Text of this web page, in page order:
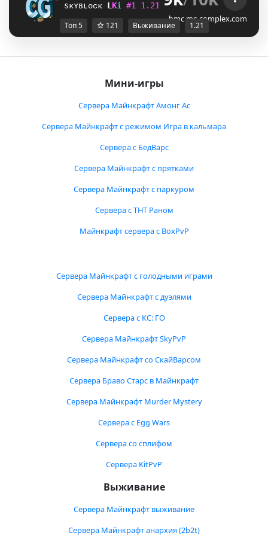
sᴋʏʙʟᴏᴄᴋ Q Xi #1 1 . 21 ᴠᴀ ɴɪʟ ᴀ ɴᴇᴛᴡ ᴋ
bmc.mc-complex.com
Топ 5 121 Выживание 1.21
Мини-игры
Сервера Майнкрафт Амонг Ас
Сервера Майнкрафт с режимом Игра в кальмара
Сервера с БедВарс
Сервера Майнкрафт с прятками
Сервера Майнкрафт с паркуром
Сервера с ТНТ Раном
Майнкрафт сервера с BoxPvP
Сервера Майнкрафт с голодными играми
Сервера Майнкрафт с дуэлями
Сервера с КС: ГО
Сервера Майнкрафт SkyPvP
Сервера Майнкрафт со СкайВарсом
Сервера Браво Старс в Майнкрафт
Сервера Майнкрафт Murder Mystery
Сервера с Egg Wars
Сервера со сплифом
Сервера KitPvP
Выживание
Сервера Майнкрафт выживание
Сервера Майнкрафт анархия (2b2t)